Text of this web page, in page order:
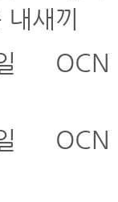
새끼
OCN